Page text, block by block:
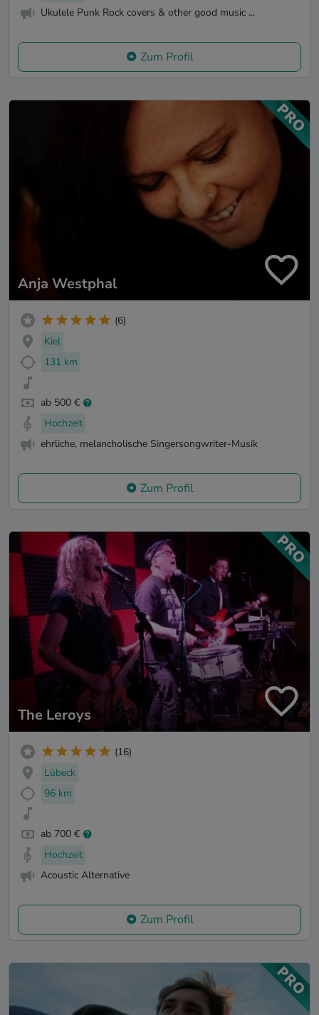
Ukulele Punk Rock covers & other good music ...
Zum Profil
Anja Westphal
(6)
Kiel
131 km
ab 500 €
Hochzeit
ehrliche, melancholische Singersongwriter-Musik
Zum Profil
The Leroys
(16)
Lübeck
96 km
ab 700 €
Hochzeit
Acoustic Alternative
Zum Profil